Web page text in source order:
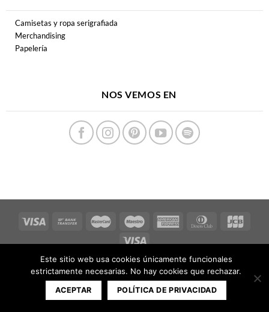
Camisetas y ropa serigrafiada
Merchandising
Papelería
NOS VEMOS EN
Copyright 2026 ©FERPECTAMENTE
Este sitio web usa cookies únicamente funcionales
estrictamente necesarias. No hay cookies que rechazar.
ACEPTAR POLÍTICA DE PRIVACIDAD